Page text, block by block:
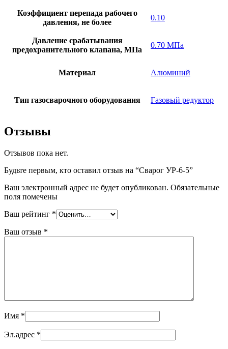
Коэффициент перепада рабочего
давления, не более
0.10
Давление срабатывания
предохранительного клапана, МПа
0.70 МПа
Материал Алюминий
Тип газосварочного оборудования Газовый редуктор
Отзывы
Отзывов пока нет.
Будьте первым, кто оставил отзыв на “Сварог УР-6-5”
Ваш электронный адрес не будет опубликован. Обязательные
поля помечены
Ваш рейтинг *
Ваш отзыв *
Имя *
Эл.адрес *